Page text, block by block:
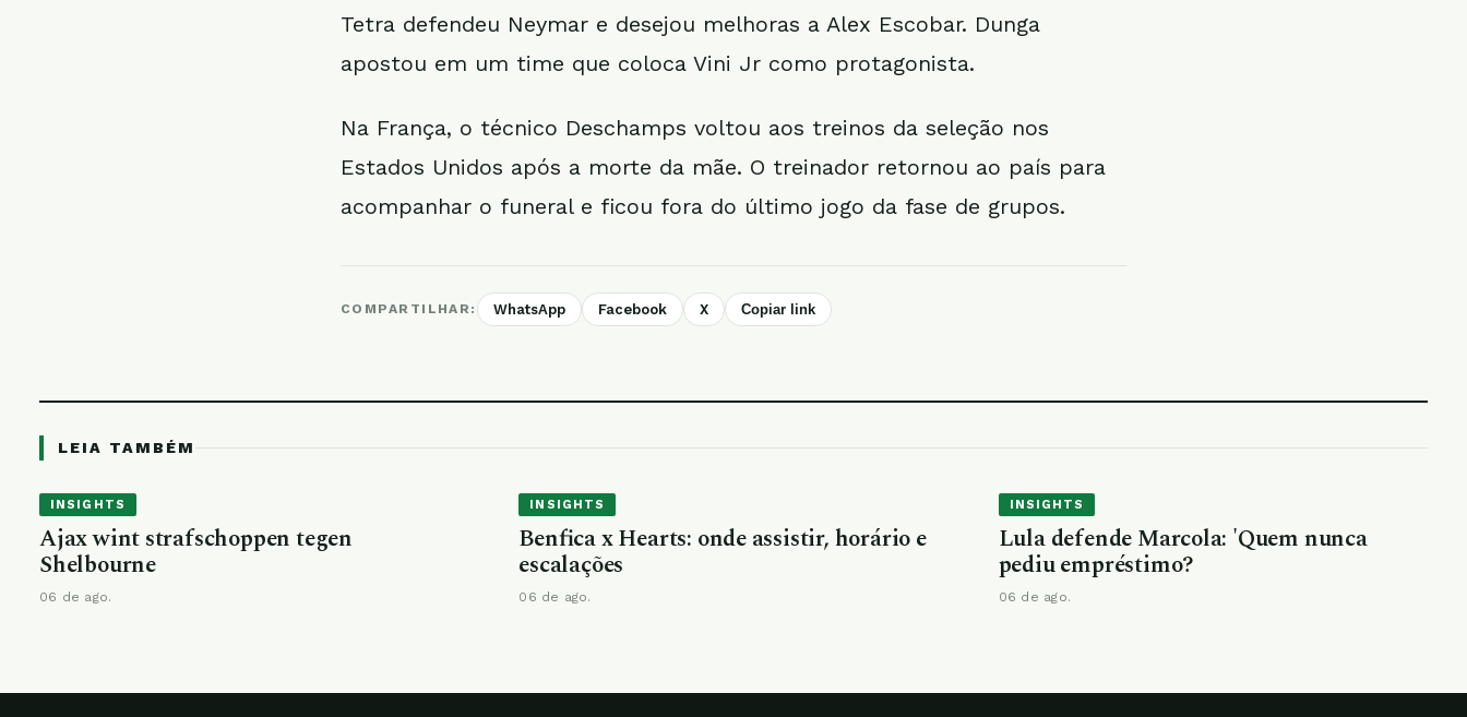
Tetra defendeu Neymar e desejou melhoras a Alex Escobar. Dunga
apostou em um time que coloca Vini Jr como protagonista.
Na França, o técnico Deschamps voltou aos treinos da seleção nos
Estados Unidos após a morte da mãe. O treinador retornou ao país para
acompanhar o funeral e ficou fora do último jogo da fase de grupos.
COMPARTILHAR: WhatsApp Facebook X Copiar link
LEIA TAMBÉM
INSIGHTS
Ajax wint strafschoppen tegen
Shelbourne
06 de ago.
INSIGHTS
Benfica x Hearts: onde assistir, horário e
escalações
06 de ago.
INSIGHTS
Lula defende Marcola: 'Quem nunca
pediu empréstimo?
06 de ago.